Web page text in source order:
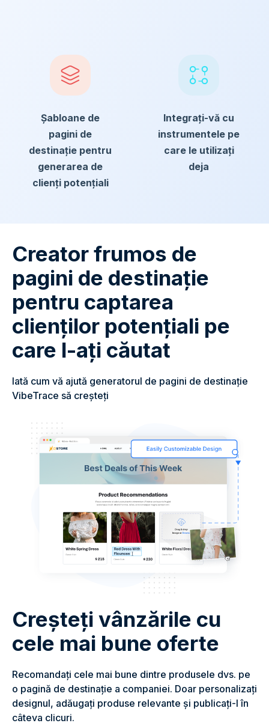
Șabloane de
pagini de
destinație pentru
generarea de
clienți potențiali
Integrați-vă cu
instrumentele pe
care le utilizați
deja
Creator frumos de
pagini de destinație
pentru captarea
clienților potențiali pe
care l-ați căutat
Iată cum vă ajută generatorul de pagini de destinație
VibeTrace să creșteți
Creșteți vânzările cu
cele mai bune oferte
Recomandați cele mai bune dintre produsele dvs. pe
o pagină de destinație a companiei. Doar personalizați
designul, adăugați produse relevante și publicați-l în
câteva clicuri.